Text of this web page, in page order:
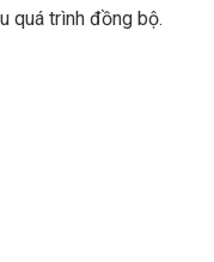
quá trình đồng bộ.